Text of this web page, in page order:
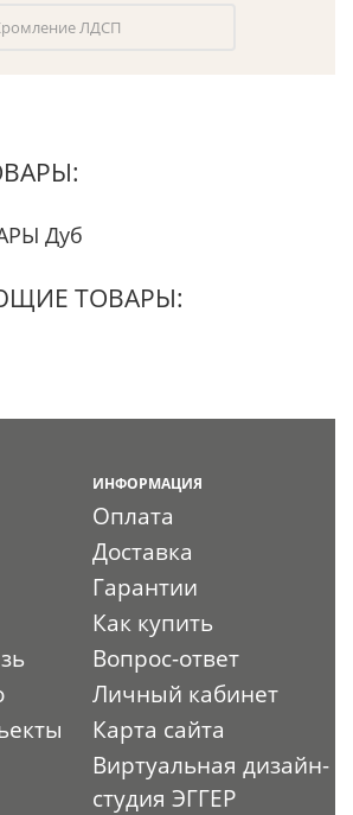
ЛДСП
Дуб
ТОВАРЫ:
ИНФОРМАЦИЯ
Оплата
Доставка
Гарантии
Как купить
Вопрос-ответ
Личный кабинет
Карта сайта
Виртуальная дизайн-
студия ЭГГЕР